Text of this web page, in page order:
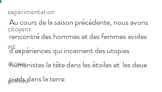
expérimentation
citoyens
art
utopie
podcast
Au cours de la saison précédente, nous avons
rencontré des hommes et des femmes avides
d’expériences qui incarnent des utopies
humanistes la tête dans les étoiles et  les deux
pieds dans la terre.